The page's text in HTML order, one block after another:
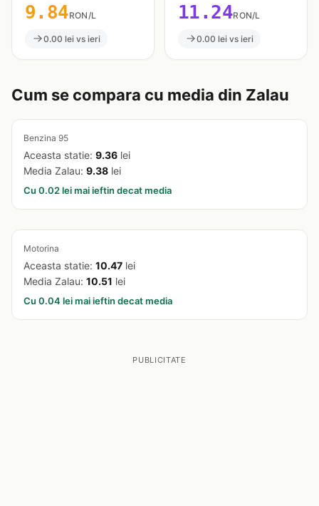
9.84RON/L
0.00 lei vs ieri
11.24RON/L
0.00 lei vs ieri
Cum se compara cu media din Zalau
Benzina 95
Aceasta statie: 9.36 lei
Media Zalau: 9.38 lei
Cu 0.02 lei mai ieftin decat media
Motorina
Aceasta statie: 10.47 lei
Media Zalau: 10.51 lei
Cu 0.04 lei mai ieftin decat media
PUBLICITATE